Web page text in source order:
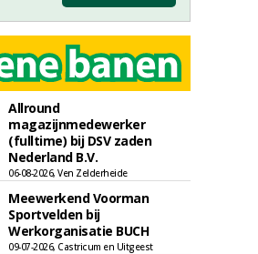
Allround
magazijnmedewerker
(fulltime) bij DSV zaden
Nederland B.V.
06-08-2026, Ven Zelderheide
Meewerkend Voorman
Sportvelden bij
Werkorganisatie BUCH
09-07-2026, Castricum en Uitgeest